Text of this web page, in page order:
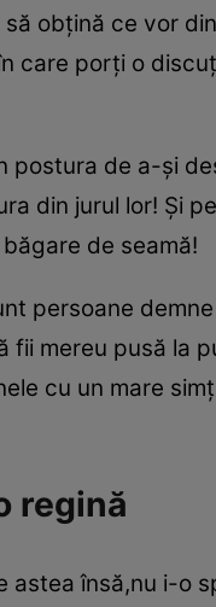
obţină ce vor
care porţi o
de a-şi
din jurul lor! Şi
de seamă!
persoane
mereu pusă la
cu un mare
regină
însă,nu i-o